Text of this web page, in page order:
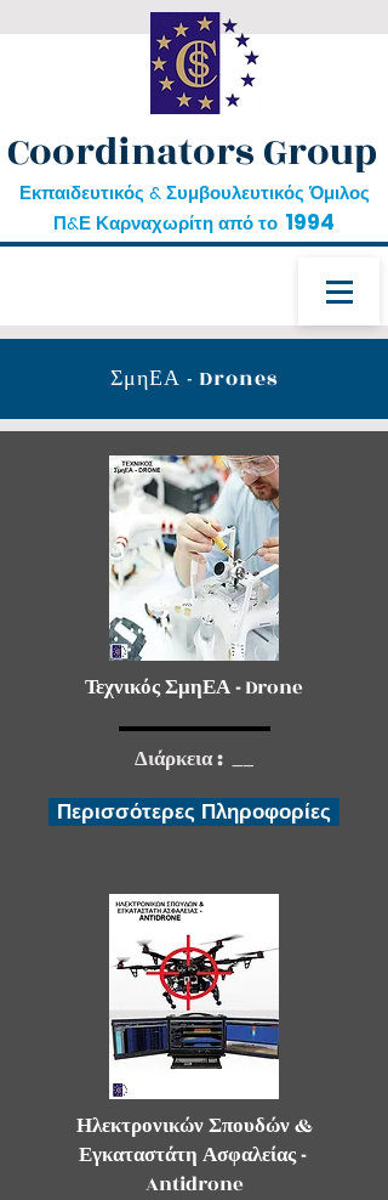
Coordinators Group
Εκπαιδευτικός & Συμβουλευτικός Όμιλος
Π&Ε Καρναχωρίτη από το 1994
ΣμηΕΑ - Drones
Τεχνικός ΣμηΕΑ-Drone
Διάρκεια : __
Περισσότερες Πληροφορίες
Ηλεκτρονικών Σπουδών&
Εγκαταστάτη Ασφαλείας -
Antidrone